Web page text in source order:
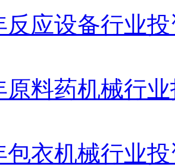
反应设备行业
原料药机械行
包衣机械行业